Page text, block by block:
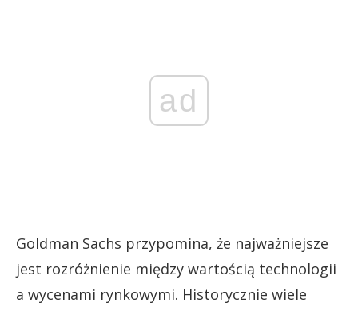
ad
Goldman Sachs przypomina, że najważniejsze
jest rozróżnienie między wartością technologii
a wycenami rynkowymi. Historycznie wiele